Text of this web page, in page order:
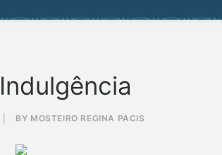
BY MOSTEIRO REGINA PACIS